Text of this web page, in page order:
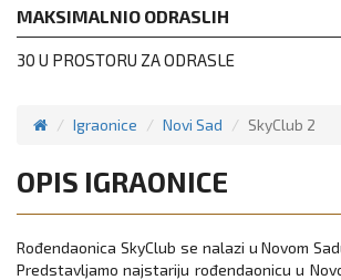
MAKSIMALNIO ODRASLIH
30 U PROSTORU ZA ODRASLE
Igraonice Novi Sad SkyClub 2
OPIS IGRAONICE
Rođendaonica SkyClub se nalazi u Novom
Predstavljamo najstariju rođendaonicu u